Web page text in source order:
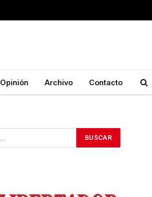
Opinión Archivo Contacto